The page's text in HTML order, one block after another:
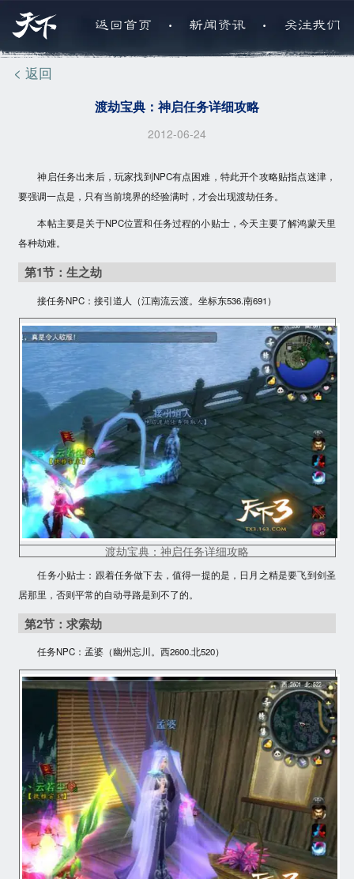
返回首页 . 新闻资讯 . 关注我们
< 返回
渡劫宝典：神启任务详细攻略
2012-06-24
神启任务出来后，玩家找到NPC有点困难，特此开个攻略贴指点迷津，
要强调一点是， 只有当前境界的经验满时，才会出现渡劫任务。
本帖主要是关于NPC位置和任务过程的小贴士，今天主要了解鸿蒙天里
各种劫难。
第1节：生之劫
接任务NPC：接引道人 （江南流云渡。坐标东536.南691）
渡劫宝典：神启任务详细攻略
任务小贴士：跟着任务做下去，值得一提的是， 日月之精是要飞到剑圣
居那里 ，否则平常的自动寻路是到不了的。
第2节：求索劫
任务NPC：孟婆（幽州忘川。西2600.北520）